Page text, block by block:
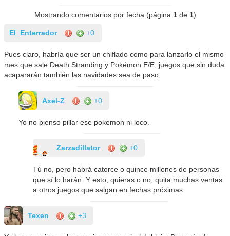
Mostrando comentarios por fecha (página 1de 1)
El_Enterrador +0
Pues claro, habría que ser un chiflado como para lanzarlo el mismo
mes que sale Death Stranding y Pokémon E/E, juegos que sin duda
acapararán también las navidades sea de paso.
Axel-Z +0
Yo no pienso pillar ese pokemon ni loco.
Zarzadillator +0
Tú no, pero habrá catorce o quince millones de personas
que sí lo harán. Y esto, quieras o no, quita muchas ventas
a otros juegos que salgan en fechas próximas.
Texen +3